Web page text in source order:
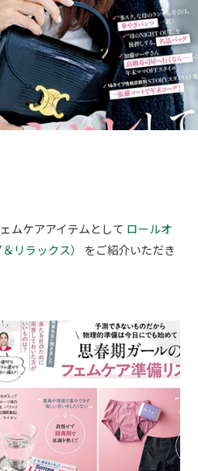
ムケアアイテムとして ロールオ
リラックス）
をご紹介いただき